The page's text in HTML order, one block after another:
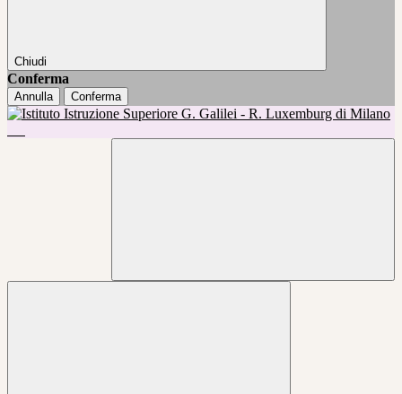
Chiudi
Conferma
Annulla Conferma